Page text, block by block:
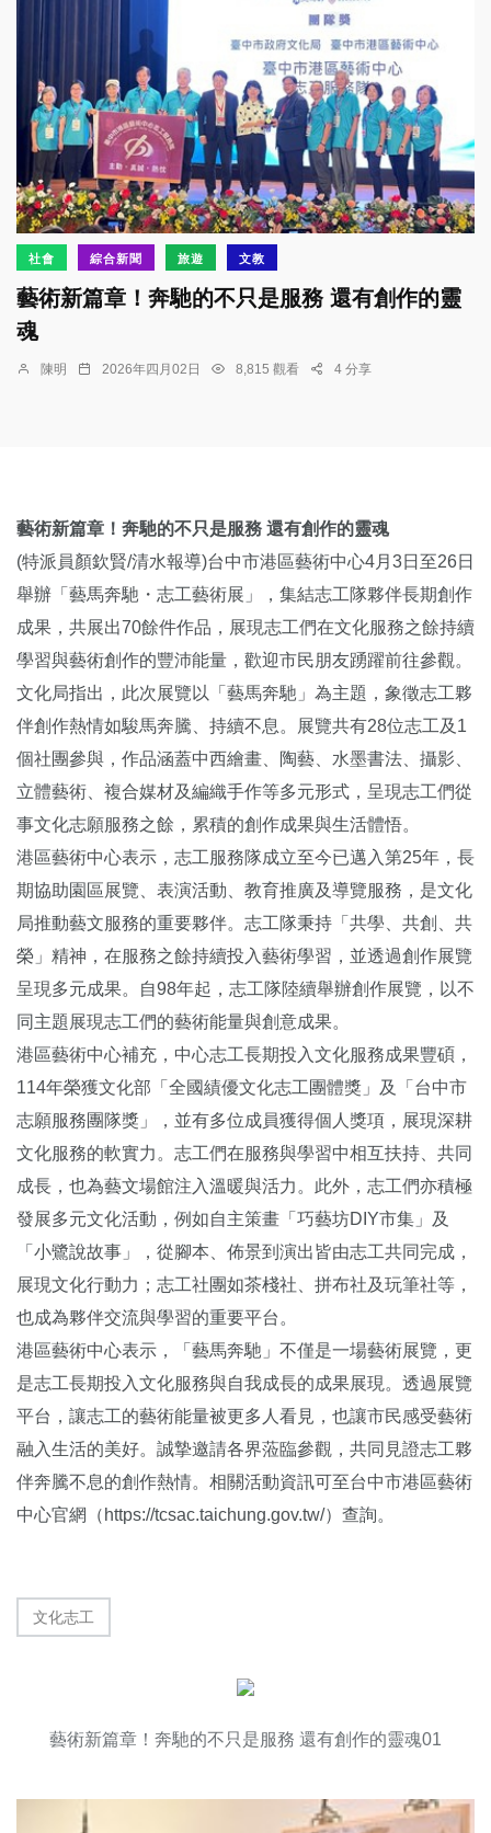
社會 綜合新聞 旅遊 文教
藝術新篇章！奔馳的不只是服務 還有創作的靈
魂
陳明 2026年四月02日 8,815 觀看 4 分享
藝術新篇章！奔馳的不只是服務 還有創作的靈魂
(特派員顏欽賢/清水報導)台中市港區藝術中心4月3日至26日
舉辦「藝馬奔馳・志工藝術展」，集結志工隊夥伴長期創作
成果，共展出70餘件作品，展現志工們在文化服務之餘持續
學習與藝術創作的豐沛能量，歡迎市民朋友踴躍前往參觀。
文化局指出，此次展覽以「藝馬奔馳」為主題，象徵志工夥
伴創作熱情如駿馬奔騰、持續不息。展覽共有28位志工及1
個社團參與，作品涵蓋中西繪畫、陶藝、水墨書法、攝影、
立體藝術、複合媒材及編織手作等多元形式，呈現志工們從
事文化志願服務之餘，累積的創作成果與生活體悟。
港區藝術中心表示，志工服務隊成立至今已邁入第25年，長
期協助園區展覽、表演活動、教育推廣及導覽服務，是文化
局推動藝文服務的重要夥伴。志工隊秉持「共學、共創、共
榮」精神，在服務之餘持續投入藝術學習，並透過創作展覽
呈現多元成果。自98年起，志工隊陸續舉辦創作展覽，以不
同主題展現志工們的藝術能量與創意成果。
港區藝術中心補充，中心志工長期投入文化服務成果豐碩，
114年榮獲文化部「全國績優文化志工團體獎」及「台中市
志願服務團隊獎」，並有多位成員獲得個人獎項，展現深耕
文化服務的軟實力。志工們在服務與學習中相互扶持、共同
成長，也為藝文場館注入溫暖與活力。此外，志工們亦積極
發展多元文化活動，例如自主策畫「巧藝坊DIY市集」及
「小鷺說故事」，從腳本、佈景到演出皆由志工共同完成，
展現文化行動力；志工社團如茶棧社、拼布社及玩筆社等，
也成為夥伴交流與學習的重要平台。
港區藝術中心表示，「藝馬奔馳」不僅是一場藝術展覽，更
是志工長期投入文化服務與自我成長的成果展現。透過展覽
平台，讓志工的藝術能量被更多人看見，也讓市民感受藝術
融入生活的美好。誠摯邀請各界蒞臨參觀，共同見證志工夥
伴奔騰不息的創作熱情。相關活動資訊可至台中市港區藝術
中心官網（ https://tcsac.taichung.gov.tw/）查詢。
文化志工
藝術新篇章！奔馳的不只是服務 還有創作的靈魂01